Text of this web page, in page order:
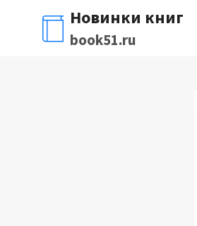
содержимому
Новинки книг
book51.ru